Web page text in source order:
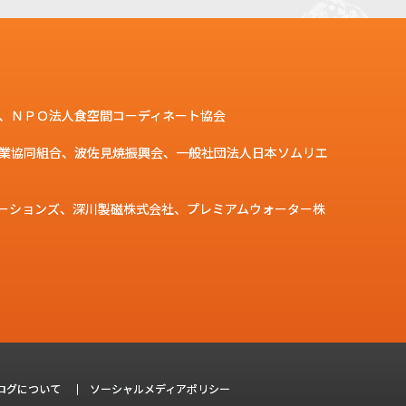
ＮＰＯ法人食空間コーディネート協会
同組合、波佐見焼振興会、一般社団法人日本ソムリエ
ョンズ、深川製磁株式会社、プレミアムウォーター株
グについて ソーシャルメディアポリシー